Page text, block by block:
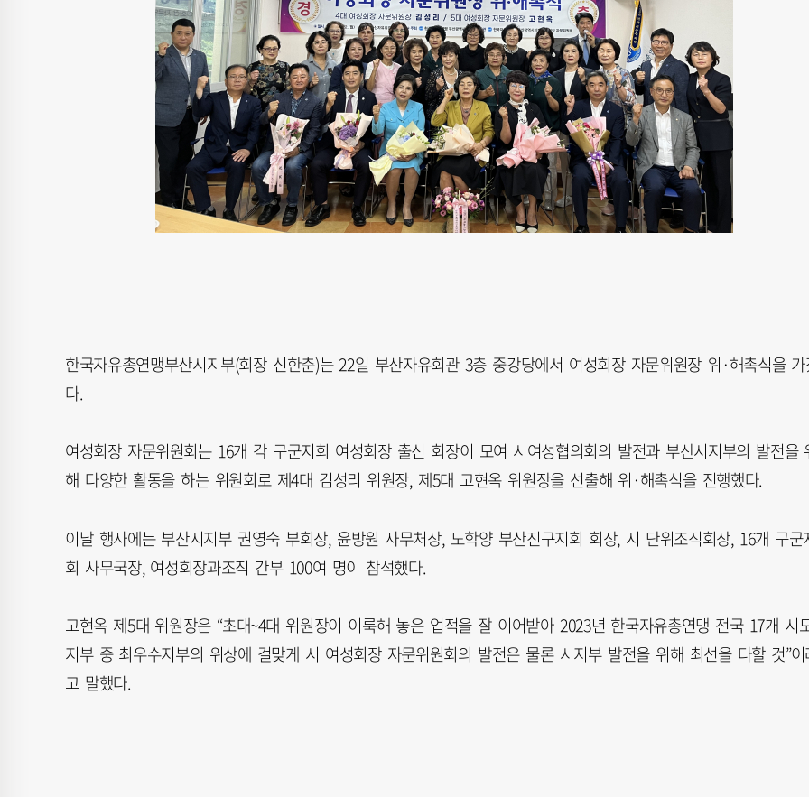
한국자유총연맹부산시지부(회장 신한춘)는 22일 부산자유회관 3층 중강당에서 여성회장 자문위원장 위·해촉식을 가
다.
여성회장 자문위원회는 16개 각 구군지회 여성회장 출신 회장이 모여 시여성협의회의 발전과 부산시지부의 발전을
해 다양한 활동을 하는 위원회로 제4대 김성리 위원장, 제5대 고현옥 위원장을 선출해 위·해촉식을 진행했다.
이날 행사에는 부산시지부 권영숙 부회장, 윤방원 사무처장, 노학양 부산진구지회 회장, 시 단위조직회장, 16개 구군
회 사무국장, 여성회장과조직 간부 100여 명이 참석했다.
고현옥 제5대 위원장은 “초대~4대 위원장이 이룩해 놓은 업적을 잘 이어받아 2023년 한국자유총연맹 전국 17개 시
지부 중 최우수지부의 위상에 걸맞게 시 여성회장 자문위원회의 발전은 물론 시지부 발전을 위해 최선을 다할 것”이
고 말했다.